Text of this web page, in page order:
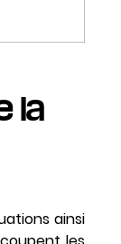
la
ainsi